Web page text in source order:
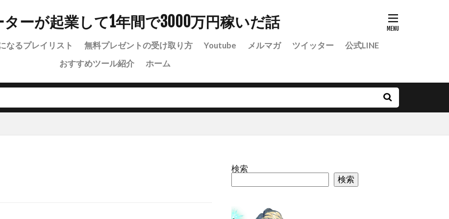
ターが起業して1年間で3000万円稼いだ話
なるプレイリスト 無料プレゼントの受け取り方 Youtube メルマガ ツイッター
公式LINE
おすすめツール紹介
ホーム
検索
検索